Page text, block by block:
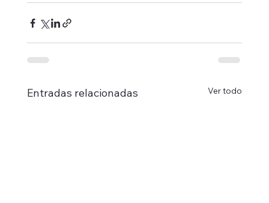
Entradas relacionadas Ver todo